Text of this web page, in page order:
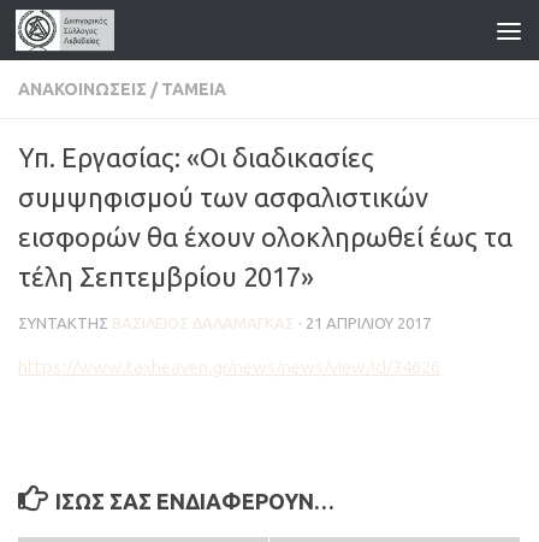
Skip to content
ΑΝΑΚΟΙΝΏΣΕΙΣ / ΤΑΜΕΊΑ
Υπ. Εργασίας: «Οι διαδικασίες
συμψηφισμού των ασφαλιστικών
εισφορών θα έχουν ολοκληρωθεί έως τα
τέλη Σεπτεμβρίου 2017»
ΣΥΝΤΆΚΤΗΣ ΒΑΣΊΛΕΙΟΣ ΔΑΛΑΜΆΓΚΑΣ · 21 ΑΠΡΙΛΊΟΥ 2017
https://www.taxheaven.gr/news/news/view/id/34626
ΊΣΩΣ ΣΑΣ ΕΝΔΙΑΦΈΡΟΥΝ…